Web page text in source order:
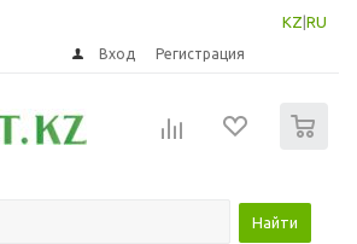
KZ RU
Вход Регистрация
Найти